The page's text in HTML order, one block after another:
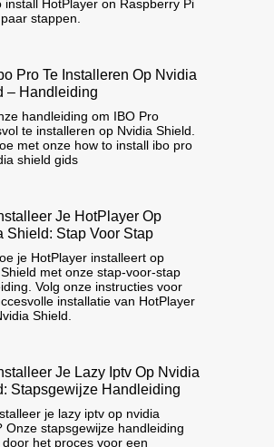
install HotPlayer on Raspberry Pi
stappen.
Pro Te Installeren Op Nvidia
– Handleiding
handleiding om IBO Pro
te installeren op Nvidia Shield.
met onze how to install ibo pro
shield gids
Je HotPlayer Op
Shield: Stap Voor Stap
je HotPlayer installeert op
met onze stap-voor-stap
Volg onze instructies voor
installatie van HotPlayer
Shield.
Je Lazy Iptv Op Nvidia
Stapsgewijze Handleiding
je lazy iptv op nvidia
Onze stapsgewijze handleiding
door het proces voor een